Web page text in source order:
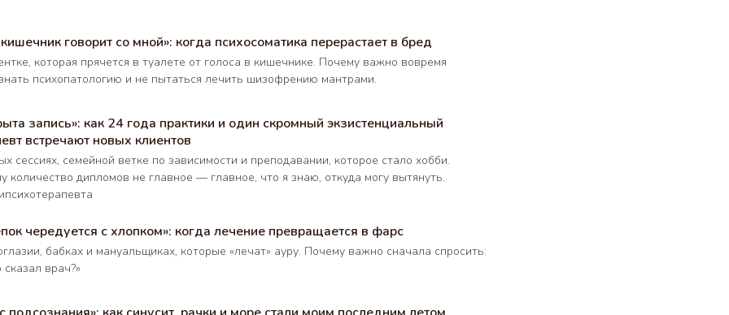
говорит со мной»: когда психосоматика перерастает в бред
которая прячется в туалете от голоса в кишечнике. Почему важно вовремя
психопатологию и не пытаться лечить шизофрению мантрами.
запись»: как 24 года практики и один скромный экзистенциальный
встречают новых клиентов
сессиях, семейной ветке по зависимости и преподавании, которое стало хобби.
количество дипломов не главное — главное, что я знаю, откуда могу вытянуть.
чередуется с хлопком»: когда лечение превращается в фарс
бабках и мануальщиках, которые «лечат» ауру. Почему важно сначала спросить:
сказал врач?»
НАВИГАЦИЯ
Опыт
Публикации
Научные работы
УСЛУГИ
Индивидуальные
терапия
Терапия
ПОДПИСЫВАЙТЕСЬ
Telegram
TikTok
Youtube